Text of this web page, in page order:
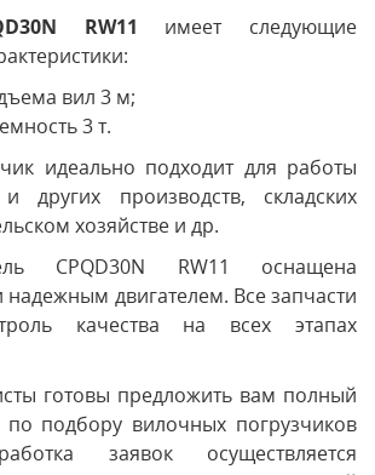
RW11 имеет следующие
вил 3 м;
3 т.
идеально подходит для работы
других производств, складских
хозяйстве и др.
CPQD30N RW11 оснащена
двигателем. Все запчасти
качества на всех этапах
готовы предложить вам полный
по подбору вилочных погрузчиков
заявок осуществляется